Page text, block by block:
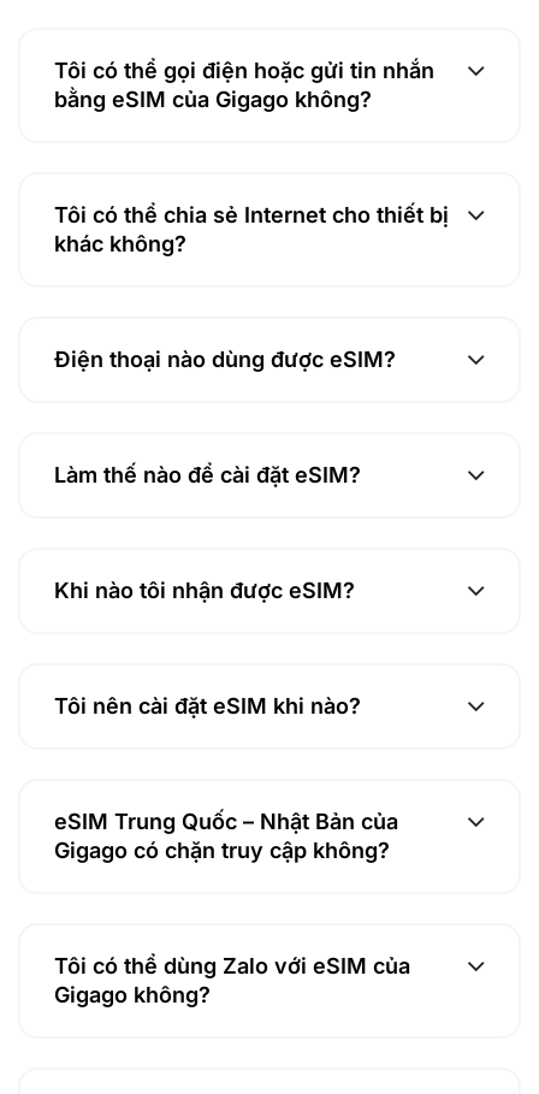
Tôi có thể gọi điện hoặc gửi tin nhắn
bằng eSIM của Gigago không?
Tôi có thể chia sẻ Internet cho thiết bị
khác không?
Điện thoại nào dùng được eSIM?
Làm thế nào để cài đặt eSIM?
Khi nào tôi nhận được eSIM?
Tôi nên cài đặt eSIM khi nào?
eSIM Trung Quốc – Nhật Bản của
Gigago có chặn truy cập không?
Tôi có thể dùng Zalo với eSIM của
Gigago không?